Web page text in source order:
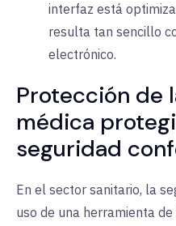
interfaz está
resulta tan sencillo
electrónico.
Protección de
médica
seguridad
En el sector sanitario, la
uso de una herramienta